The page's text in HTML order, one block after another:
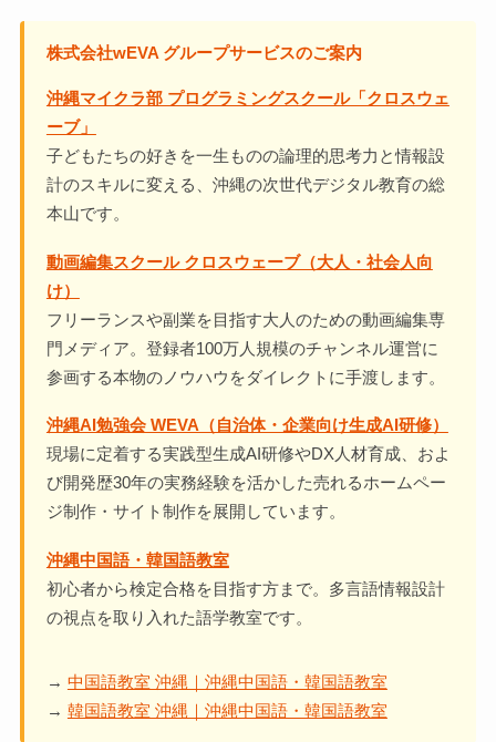
株式会社wEVA グループサービスのご案内
沖縄マイクラ部 プログラミングスクール「クロスウェ
ーブ」
子どもたちの好きを一生ものの論理的思考力と情報設
計のスキルに変える、沖縄の次世代デジタル教育の総
本山です。
動画編集スクール クロスウェーブ（大人・社会人向
け）
フリーランスや副業を目指す大人のための動画編集専
門メディア。登録者100万人規模のチャンネル運営に
参画する本物のノウハウをダイレクトに手渡します。
沖縄AI勉強会 WEVA（自治体・企業向け生成AI研修）
現場に定着する実践型生成AI研修やDX人材育成、およ
び開発歴30年の実務経験を活かした売れるホームペー
ジ制作・サイト制作を展開しています。
沖縄中国語・韓国語教室
初心者から検定合格を目指す方まで。多言語情報設計
の視点を取り入れた語学教室です。
→ 中国語教室 沖縄｜沖縄中国語・韓国語教室
→ 韓国語教室 沖縄｜沖縄中国語・韓国語教室